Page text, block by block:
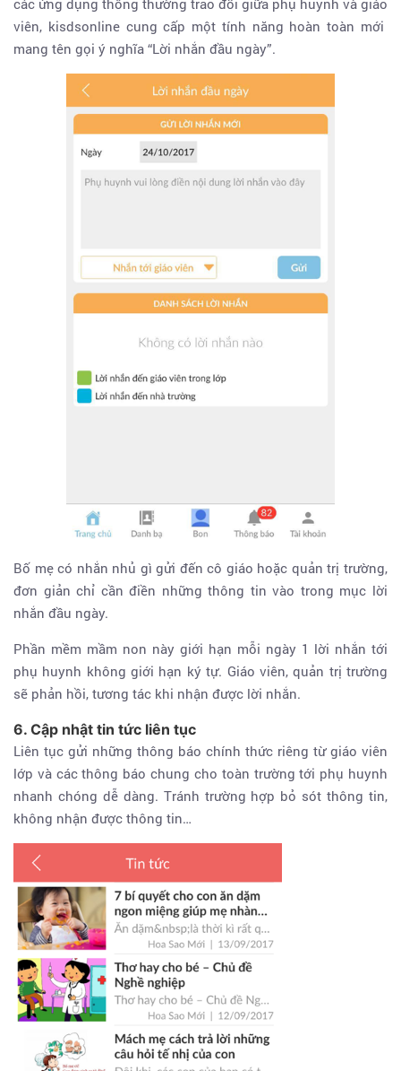
viên, kisdsonline cung cấp một tính năng hoàn toàn mới
mang tên gọi ý nghĩa “Lời nhắn đầu ngày”.
Bố mẹ có nhắn nhủ gì gửi đến cô giáo hoặc quản trị trường,
đơn giản chỉ cần điền những thông tin vào trong mục lời
nhắn đầu ngày.
Phần mềm mầm non này giới hạn mỗi ngày 1 lời nhắn tới
phụ huynh không giới hạn ký tự. Giáo viên, quản trị trường
sẽ phản hồi, tương tác khi nhận được lời nhắn.
6. Cập nhật tin tức liên tục
Liên tục gửi những thông báo chính thức riêng từ giáo viên
lớp và các thông báo chung cho toàn trường tới phụ huynh
nhanh chóng dễ dàng. Tránh trường hợp bỏ sót thông tin,
không nhận được thông tin…